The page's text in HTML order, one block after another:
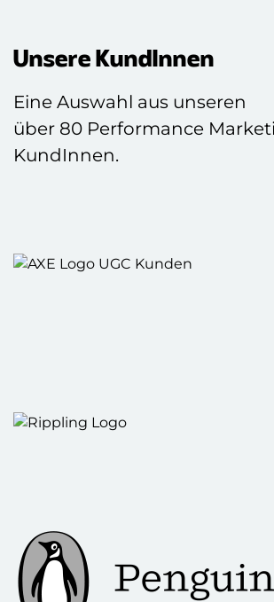
Unsere KundInnen
Eine Auswahl aus unseren
über 80 Performance
KundInnen.